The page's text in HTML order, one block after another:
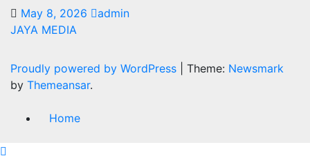
May 8, 2026
admin
JAYA MEDIA
Proudly powered by WordPress Theme: Newsmark
by Themeansar.
Home